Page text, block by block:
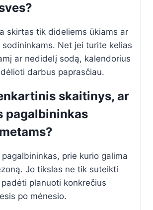
skirtas tik dideliems ūkiams ar
sodininkams. Net jei turite kelias
ar nedidelį sodą, kalendorius
darbus paprasčiau.
skaitinys, ar
pagalbininkas
prie kurio galima
Jo tikslas ne tik suteikti
planuoti konkrečius
po mėnesio.